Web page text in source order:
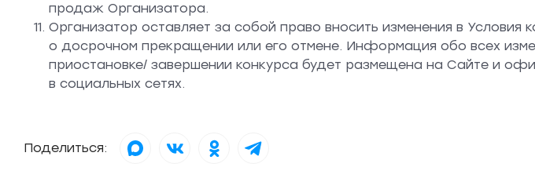
продаж Организатора.
Организатор оставляет за собой право вносить изменения в Условия
о досрочном прекращении или его отмене. Информация обо всех
приостановке/ завершении конкурса будет размещена на Сайте и
в социальных сетях.
Поделиться: